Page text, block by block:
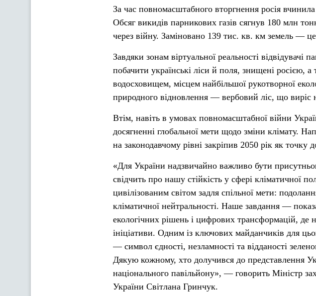
За час повномасштабного вторгнення росія
Обсяг викидів парникових газів сягнув 180 млн
через війну. Заміновано 139 тис. кв. км земель —
Завдяки зонам віртуальної реальності відвідувачі
побачити українські ліси й поля, знищені росією,
водосховищем, місцем найбільшої рукотворної
природного відновлення — вербовий ліс, що виріс
Втім, навіть в умовах повномасштабної війни
досягненні глобальної мети щодо зміни клімату.
на законодавчому рівні закріпив 2050 рік як точку
«Для України надзвичайно важливо бути
свідчить про нашу стійкість у сфері кліматичної
цивілізованим світом задля спільної мети:
кліматичної нейтральності. Наше завдання —
екологічних рішень і цифрових трансформацій, де
ініціативи. Одним із ключових майданчиків для
— символ єдності, незламності та відданості
Дякую кожному, хто долучився до представлення
національного павільйону», — говорить Міністр
України Світлана Гринчук.